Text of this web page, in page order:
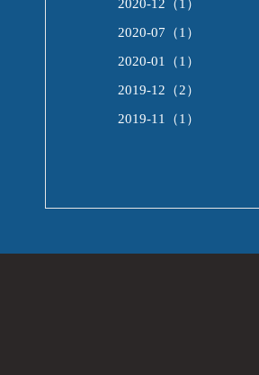
2020-12（1）
2020-07（1）
2020-01（1）
2019-12（2）
2019-11（1）